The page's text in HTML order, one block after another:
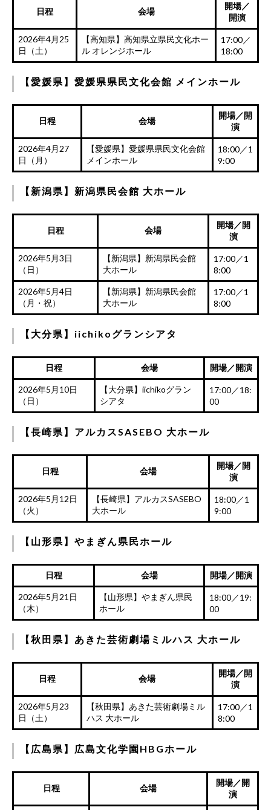
日程 会場
開場／
開演
2026年4月25
日（土）
【高知県】高知県立県民文化ホー
ル オレンジホール
17:00／
18:00
【愛媛県】愛媛県県民文化会館 メインホール
日程 会場
開場／開
演
2026年4月27
日（月）
【愛媛県】愛媛県県民文化会館
メインホール
18:00／1
9:00
【新潟県】新潟県民会館 大ホール
日程 会場
開場／開
演
2026年5月3日
（日）
【新潟県】新潟県民会館
大ホール
17:00／1
8:00
2026年5月4日
（月・祝）
【新潟県】新潟県民会館
大ホール
17:00／1
8:00
【大分県】iichikoグランシアタ
日程 会場 開場／開演
2026年5月10日
（日）
【大分県】iichikoグラン
シアタ
17:00／18:
00
【長崎県】アルカスSASEBO 大ホール
日程 会場
開場／開
演
2026年5月12日
（火）
【長崎県】アルカスSASEBO
大ホール
18:00／1
9:00
【山形県】やまぎん県民ホール
日程 会場 開場／開演
2026年5月21日
（木）
【山形県】やまぎん県民
ホール
18:00／19:
00
【秋田県】あきた芸術劇場ミルハス 大ホール
日程 会場
開場／開
演
2026年5月23
日（土）
【秋田県】あきた芸術劇場ミル
ハス 大ホール
17:00／1
8:00
【広島県】広島文化学園HBGホール
日程 会場
開場／開
演